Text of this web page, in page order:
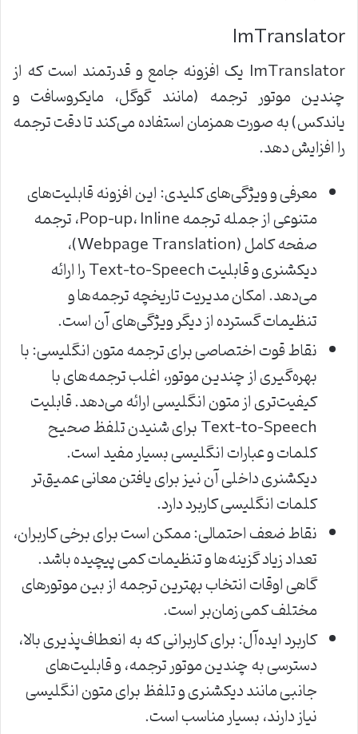
ImTranslator
ImTranslator یک افزونه جامع و قدرتمند است که از
چندین موتور ترجمه (مانند گوگل، مایکروسافت و
یاندکس) به صورت همزمان استفاده می‌کند تا دقت ترجمه
را افزایش دهد.
معرفی و ویژگی‌های کلیدی: این افزونه قابلیت‌های
متنوعی از جمله ترجمه Pop-up، Inline، ترجمه
صفحه کامل (Webpage Translation)،
دیکشنری و قابلیت Text-to-Speech را ارائه
می‌دهد. امکان مدیریت تاریخچه ترجمه‌ها و
تنظیمات گسترده از دیگر ویژگی‌های آن است.
نقاط قوت اختصاصی برای ترجمه متون انگلیسی: با
بهره‌گیری از چندین موتور، اغلب ترجمه‌های با
کیفیت‌تری از متون انگلیسی ارائه می‌دهد. قابلیت
Text-to-Speech برای شنیدن تلفظ صحیح
کلمات و عبارات انگلیسی بسیار مفید است.
دیکشنری داخلی آن نیز برای یافتن معانی عمیق‌تر
کلمات انگلیسی کاربرد دارد.
نقاط ضعف احتمالی: ممکن است برای برخی کاربران،
تعداد زیاد گزینه‌ها و تنظیمات کمی پیچیده باشد.
گاهی اوقات انتخاب بهترین ترجمه از بین موتورهای
مختلف کمی زمان‌بر است.
کاربرد ایده‌آل: برای کاربرانی که به انعطاف‌پذیری بالا،
دسترسی به چندین موتور ترجمه، و قابلیت‌های
جانبی مانند دیکشنری و تلفظ برای متون انگلیسی
نیاز دارند، بسیار مناسب است.